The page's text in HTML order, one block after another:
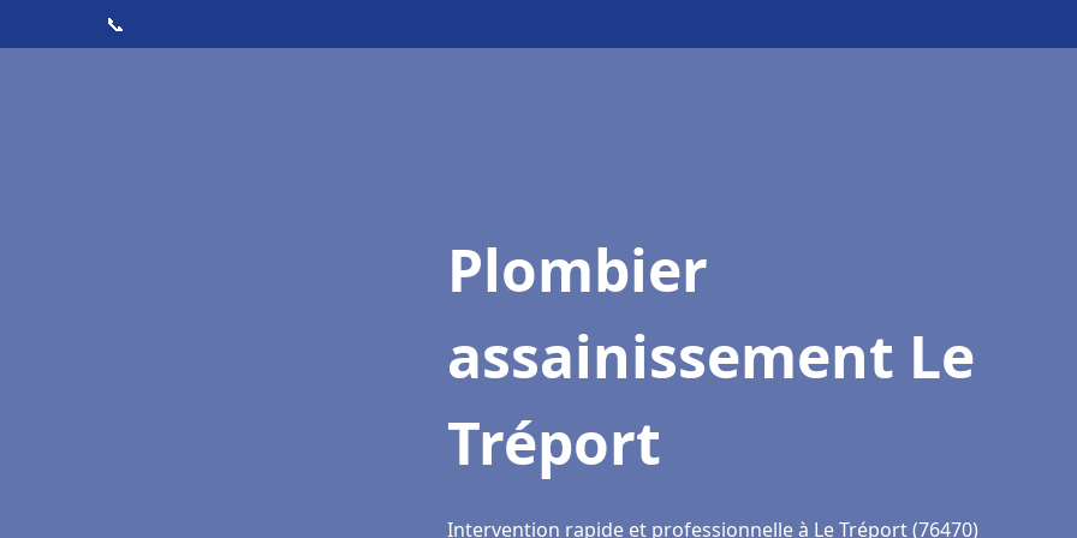
📞
Plombier
assainissement Le
Tréport
Intervention rapide et professionnelle à Le Tréport (76470)